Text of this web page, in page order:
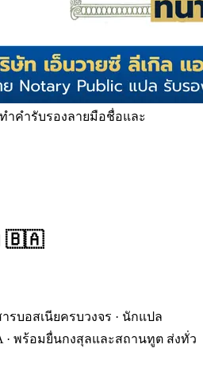
ำคำรับรองลายมือชื่อและ
🇧🇦
รบอสเนียครบวงจร · นักแปล
· พร้อมยื่นกงสุลและสถานทูต ส่งทั่ว